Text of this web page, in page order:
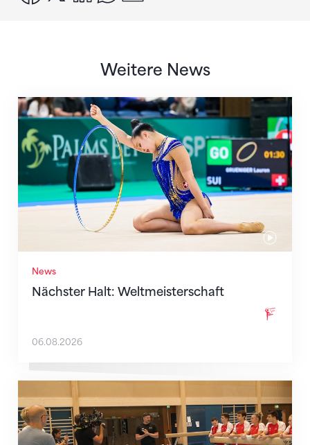
Weitere News
News
Nächster Halt: Weltmeisterschaft
Nächster Halt: Weltmeisterschaft
06.08.2026
Mit klaren Zielen nach Zagreb